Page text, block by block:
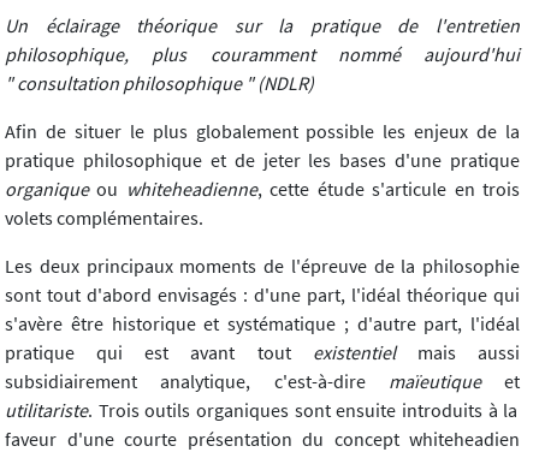
Un éclairage théorique sur la pratique de l'entretien
philosophique, plus couramment nommé aujourd'hui
" consultation philosophique " (NDLR)
Afin de situer le plus globalement possible les enjeux de la
pratique philosophique et de jeter les bases d'une pratique
organiqueou whiteheadienne, cette étude s'articule en trois
volets complémentaires.
Les deux principaux moments de l'épreuve de la philosophie
sont tout d'abord envisagés : d'une part, l'idéal théorique qui
s'avère être historique et systématique ; d'autre part, l'idéal
pratique qui est avant tout existentiel mais aussi
subsidiairement analytique, c'est-à-dire maïeutique et
utilitariste. Trois outils organiques sont ensuite introduits à la
faveur d'une courte présentation du concept whiteheadien